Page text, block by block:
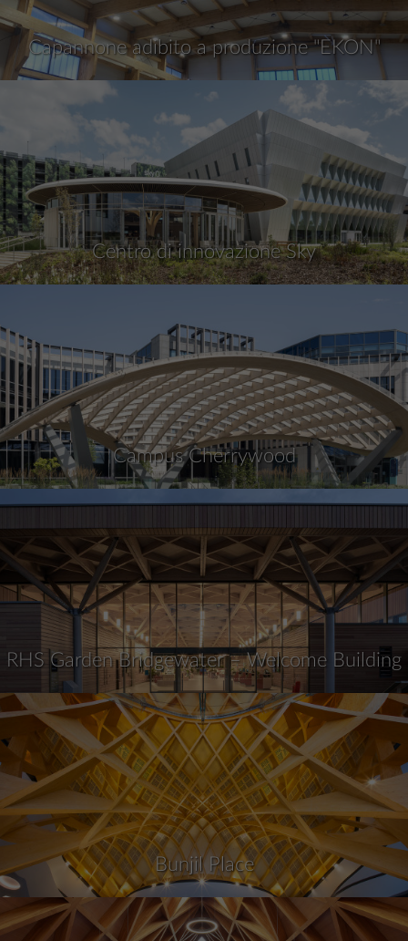
Capannone adibito a produzione "EKON"
Centro di innovazione Sky
Campus Cherrywood
RHS Garden Bridgewater – Welcome Building
Bunjil Place